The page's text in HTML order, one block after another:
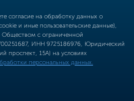
согласие на обработку данных о
и иные пользовательские данные),
Обществом с ограниченной
ИНН 9725186976, Юридический
проспект, 15А) на условиях
персональных данных.